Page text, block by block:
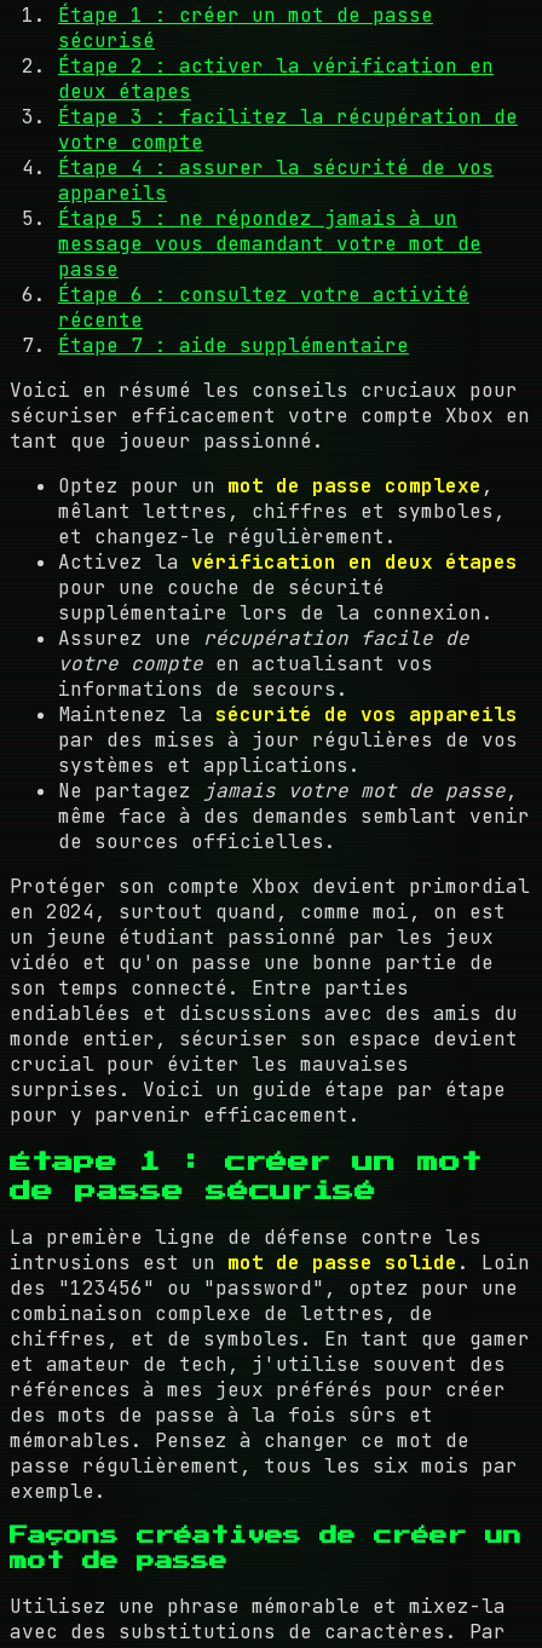
Étape 1 : créer un mot de passe
sécurisé
Étape 2 : activer la vérification en
deux étapes
Étape 3 : facilitez la récupération de
votre compte
Étape 4 : assurer la sécurité de vos
appareils
Étape 5 : ne répondez jamais à un
message vous demandant votre mot de
passe
Étape 6 : consultez votre activité
récente
Étape 7 : aide supplémentaire
Voici en résumé les conseils cruciaux pour
sécuriser efficacement votre compte Xbox en
tant que joueur passionné.
Optez pour un mot de passe complexe ,
mêlant lettres, chiffres et symboles,
et changez-le régulièrement.
Activez la vérification en deux étapes
pour une couche de sécurité
supplémentaire lors de la connexion.
Assurez une récupération facile de
votre compte en actualisant vos
informations de secours.
Maintenez la sécurité de vos appareils
par des mises à jour régulières de vos
systèmes et applications.
Ne partagez
jamais votre mot de passe,
même face à des demandes semblant venir
de sources officielles.
Protéger son compte Xbox devient primordial
en 2024, surtout quand, comme moi, on est
un jeune étudiant passionné par les jeux
vidéo et qu'on passe une bonne partie de
son temps connecté. Entre parties
endiablées et discussions avec des amis du
monde entier, sécuriser son espace devient
crucial pour éviter les mauvaises
surprises. Voici un guide étape par étape
pour y parvenir efficacement.
Étape 1 : créer un mot
de passe sécurisé
La première ligne de défense contre les
intrusions est un mot de passe solide . Loin
des "123456" ou "password", optez pour une
combinaison complexe de lettres, de
chiffres, et de symboles. En tant que gamer
et amateur de tech, j'utilise souvent des
références à mes jeux préférés pour créer
des mots de passe à la fois sûrs et
mémorables. Pensez à changer ce mot de
passe régulièrement, tous les six mois par
exemple.
Façons créatives de créer un
mot de passe
Utilisez une phrase mémorable et mixez-la
avec des substitutions de caractères. Par